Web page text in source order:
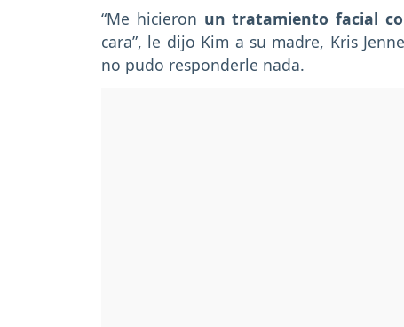
“Me hicieron un tratamiento facial
cara”, le dijo Kim a su madre, Kris
no pudo responderle nada.